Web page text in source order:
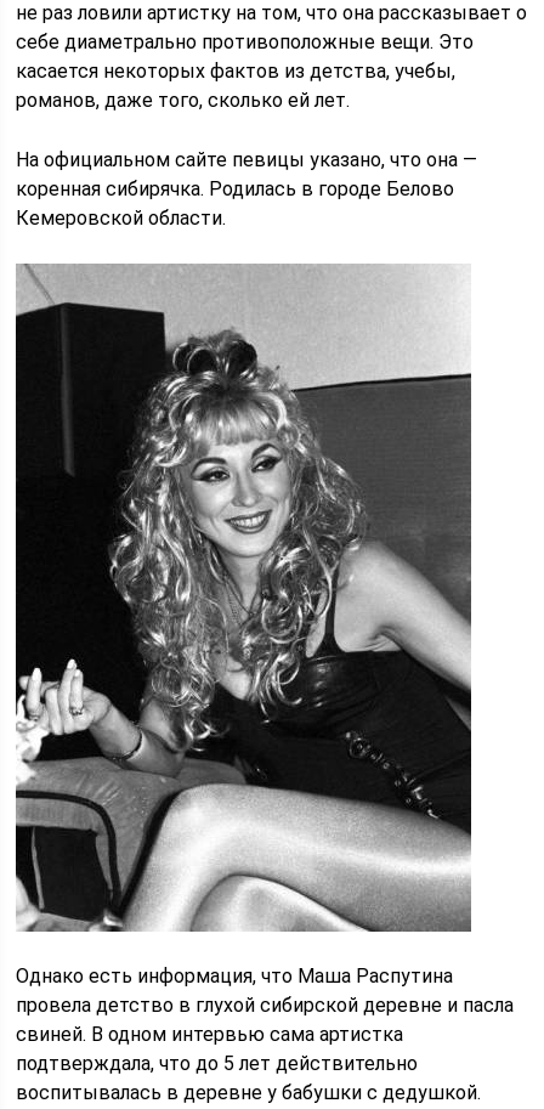
не раз ловили артистку на том, что она рассказывает о
себе диаметрально противоположные вещи. Это
касается некоторых фактов из детства, учебы,
романов, даже того, сколько ей лет.
На официальном сайте певицы указано, что она —
коренная сибирячка. Родилась в городе Белово
Кемеровской области.
Однако есть информация, что Маша Распутина
провела детство в глухой сибирской деревне и пасла
свиней. В одном интервью сама артистка
подтверждала, что до 5 лет действительно
воспитывалась в деревне у бабушки с дедушкой.